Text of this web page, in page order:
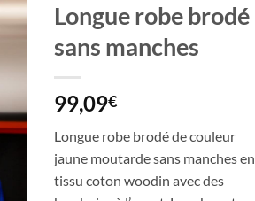
Longue robe brodé
sans manches
99,09€
Longue robe brodé de couleur
jaune moutarde sans manches en
tissu coton woodin avec des